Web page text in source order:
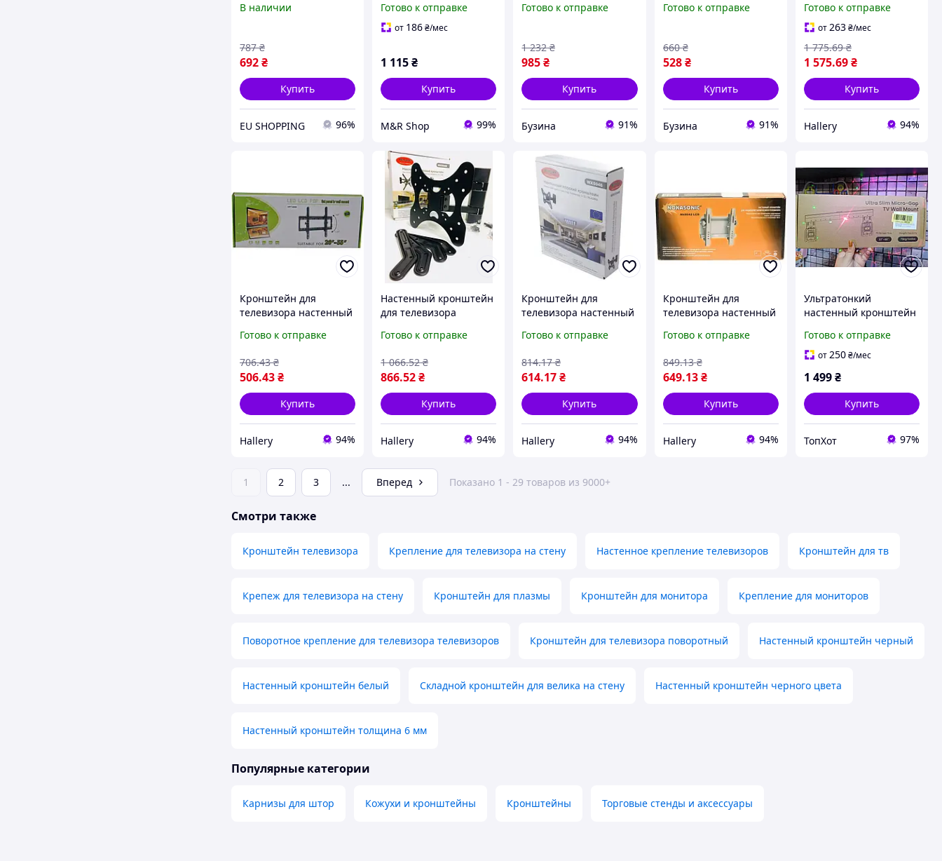
В наличии
692₴
787 ₴
Купить
EU SHOPPING 96%
ультратонкий, VESA
75×75 400×400 мм, до
инструментов
Готово к отправке
от 186₴/мес
1 115₴
Купить
M&R Shop 99%
монитора, 30-80",
Готово к отправке
985₴
1 232 ₴
Купить
Бузина 91%
монитора, 40-80"
Готово к отправке
528 ₴
660 ₴
Купить
Бузина 91%
Universal для 26-55
дюймов наклон и
вращение регулировка
Готово к отправке
от263₴/мес
1 575.69₴
1 775.69 ₴
Купить
Hallery 94%
Кронштейн для
телевизора настенный
компактный v5 модель
дюймов
универсальный
Готово к отправке
506.43₴
706.43 ₴
Купить
Hallery 94%
Настенный кронштейн
для телевизора
поворотный 23-55
5048 wimpex монтаж
на стену
Готово к отправке
866.52₴
1 066.52 ₴
Купить
Hallery 94%
Кронштейн для
телевизора настенный
регулировкой угла для
усиленный
Готово к отправке
614.17₴
814.17 ₴
Купить
Hallery 94%
Кронштейн для
телевизора настенный
универсальный
32-70 дюймов
Готово к отправке
649.13 ₴
849.13 ₴
Купить
Hallery 94%
Ультратонкий
настенный кронштейн
Slim Micro-Gap 37 80",
до 75 кг, VESA до
фиксированный TV
Wall Mount
Готово к отправке
от250₴/мес
1 499₴
Купить
ТопХот 97%
1 2 3 ... Вперед Показано 1 - 29 товаров из 9000+
Смотри также
Кронштейн телевизора Крепление для телевизора на стену Настенное крепление телевизоров Кронштейн для тв
Крепеж для телевизора на стену Кронштейн для плазмы Кронштейн для монитора Крепление для мониторов
Поворотное крепление для телевизора телевизоров Кронштейн для телевизора поворотный Настенный кронштейн черный
Настенный кронштейн белый Складной кронштейн для велика на стену Настенный кронштейн черного цвета
Настенный кронштейн толщина 6 мм
Популярные категории
Карнизы для штор Кожухи и кронштейны Кронштейны Торговые стенды и аксессуары